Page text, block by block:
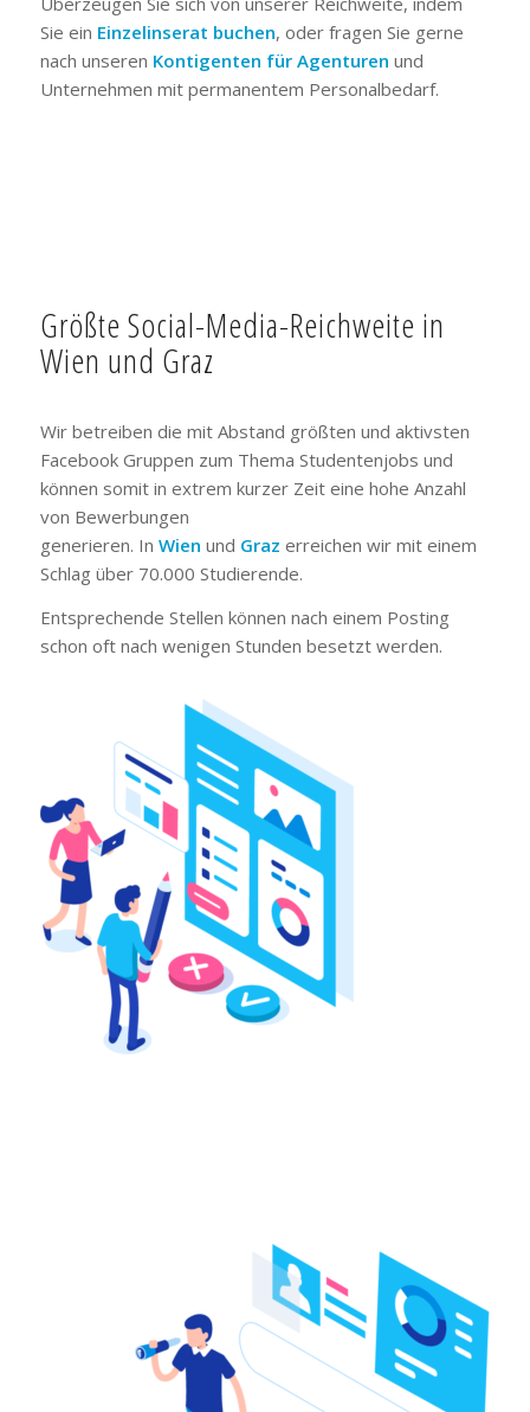
Sie ein Einzelinserat buchen, oder fragen Sie gerne
nach unseren Kontigenten für Agenturen und
Unternehmen mit permanentem Personalbedarf.
Größte Social-Media-Reichweite in
Wien und Graz
Wir betreiben die mit Abstand größten und aktivsten
Facebook Gruppen zum Thema Studentenjobs und
können somit in extrem kurzer Zeit eine hohe Anzahl
von Bewerbungen
generieren. In Wien und Graz erreichen wir mit einem
Schlag über 70.000 Studierende.
Entsprechende Stellen können nach einem Posting
schon oft nach wenigen Stunden besetzt werden.